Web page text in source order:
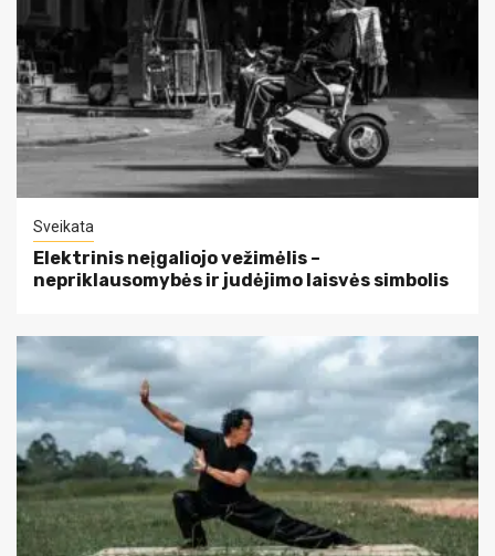
Sveikata
Elektrinis neįgaliojo vežimėlis –
nepriklausomybės ir judėjimo laisvės simbolis